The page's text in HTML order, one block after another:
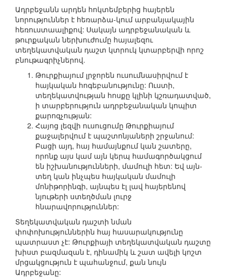
Ադրբեջանն արդեն հոկտեմբերից հայերեն
նորություններ է հեռարձա-կում արբանյակային
հեռուստաալիքով: Սակայն ադրբեջանական և
թուրքական ներխուժումը հայալեզու
տեղեկատվական դաշտ կտրուկ կտարբերվի որոշ
բնութագրիչներով.
Թուրքիայում լրջորեն ուսումնասիրվում է
հայկական հոգեբանությունը: Ուստի,
տեղեկատվության հոսքը կլինի կշռադատված,
ի տարբերություն ադրբեջանական կոպիտ
քարոզչության:
Հայոց լեզվի ուսուցումը Թուրքիայում
քաջալերվում է պաշտոնյաների շրջանում:
Բացի այդ, հայ համայնքում կան շատերը,
որոնք այս կամ այն կերպ համագործակցում
են իշխանությունների, մամուլի հետ: Եվ այն-
տեղ կան ինչպես հայկական մամուլի
մոնիթորինգի, այնպես էլ լավ հայերենով
նյութերի ստեղծման լուրջ
հնարավորություններ:
Տեղեկատվական դաշտի նման
փոփոխություններին հայ հասարակությունը
պատրաստ չէ: Թուրքիայի տեղեկատվական դաշտը
խիստ բազմազան է, դինամիկ և շատ ավելի կոշտ
մրցակցություն է պահանջում, քան նույն
Ադրբեջանը: